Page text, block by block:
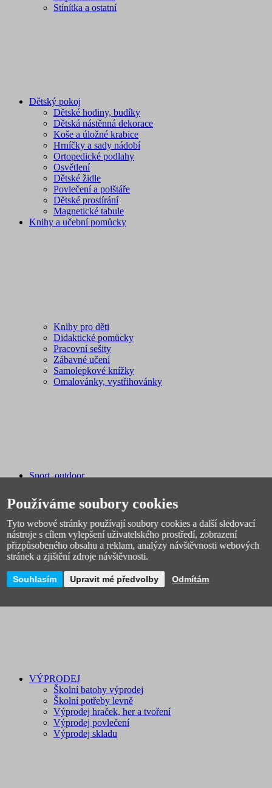
Stínítka a ostatní
Dětský pokoj
Dětské hodiny, budíky
Dětská nástěnná dekorace
Koše a úložné krabice
Hrníčky a sady nádobí
Ortopedické podlahy
Osvětlení
Dětské židle
Povlečení a polštáře
Dětské prostírání
Magnetické tabule
Knihy a učební pomůcky
Knihy pro děti
Didaktické pomůcky
Pracovní sešity
Zábavné učení
Samolepkové knížky
Omalovánky, vystřihovánky
Sport, outdoor
Fotbal
Spacáky, stany
Míče
Pálky, rakety, hokejky
Sáňky, boby
Sportovní potřeby
Švihadla, obruče
Licenční zboží
Novinky
VÝPRODEJ
Školní batohy výprodej
Školní potřeby levně
Výprodej hraček, her a tvoření
Výprodej povlečení
Výprodej skladu
Používáme soubory cookies
Tyto webové stránky používají soubory cookies a další sledovací
nástroje s cílem vylepšení uživatelského prostředí, zobrazení
přizpůsobeného obsahu a reklam, analýzy návštěvnosti webových
stránek a zjištění zdroje návštěvnosti.
Souhlasím Upravit mé předvolby Odmítám